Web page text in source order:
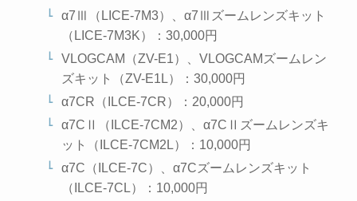
α7Ⅲ（LICE-7M3）、α7Ⅲズームレンズキット
（LICE-7M3K）：30,000円
VLOGCAM（ZV-E1）、VLOGCAMズームレン
ズキット（ZV-E1L）：30,000円
α7CR（ILCE-7CR）：20,000円
α7CⅡ（ILCE-7CM2）、α7CⅡズームレンズキ
ット（ILCE-7CM2L）：10,000円
α7C（ILCE-7C）、α7Cズームレンズキット
（ILCE-7CL）：10,000円